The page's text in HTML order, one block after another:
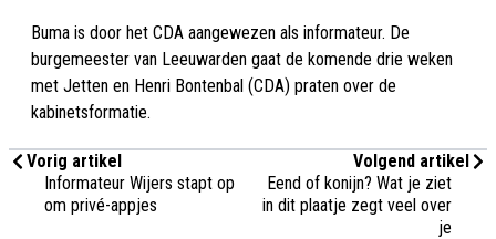
Buma is door het CDA aangewezen als informateur. De
burgemeester van Leeuwarden gaat de komende drie weken
met Jetten en Henri Bontenbal (CDA) praten over de
kabinetsformatie.
Vorig artikel
Informateur Wijers stapt op
om privé-appjes
Volgend artikel
Eend of konijn? Wat je ziet
in dit plaatje zegt veel over
je